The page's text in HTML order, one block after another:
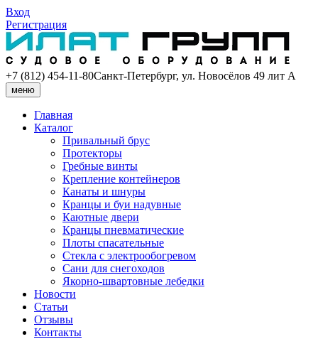
Вход
Регистрация
+7 (812) 454-11-80Санкт-Петербург, ул. Новосёлов 49 лит А
меню
Главная
Каталог
Привальный брус
Протекторы
Гребные винты
Крепление контейнеров
Канаты и шнуры
Кранцы и буи надувные
Каютные двери
Кранцы пневматические
Плоты спасательные
Стекла с электрообогревом
Сани для снегоходов
Якорно-швартовные лебедки
Новости
Статьи
Отзывы
Контакты